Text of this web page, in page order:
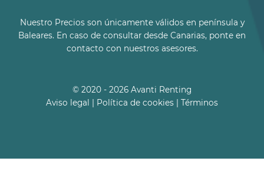
Nuestro Precios son únicamente válidos en península y
Baleares. En caso de consultar desde Canarias, ponte en
contacto con nuestros asesores.
© 2020 - 2026 Avanti Renting
Aviso legal
Política de cookies Términos